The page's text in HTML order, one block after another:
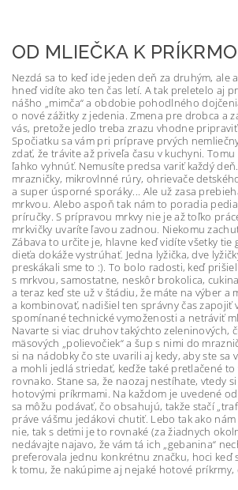
OD MLIEČKA K
Nezdá sa to keď ide jeden deň za druhým, ale
hneď vidíte ako ten čas letí. A tak preletelo aj
nášho „mimča“ a obdobie pohodlného
o nové zážitky z jedenia. Zmena pre drobca a
vás, pretože jedlo treba zrazu vhodne
Spočiatku sa vám pri príprave prvých
zdať, že trávite až priveľa času v kuchyni. Tomu
ľahko vyhnúť. Nemusíte predsa variť každý
mrazničky, mikrovlnné rúry, ohrievače
a super úsporné sporáky... Ale už zasa
mrkvou. Alebo aspoň tak nám to poradia
príručky. S prípravou mrkvy nie je až toľko
mrkvičky uvaríte ľavou zadnou. Niekomu
Zábava to určite je, hlavne keď vidíte všetky
dieťa dokáže vystrúhať. Jedna lyžička, dve
preskákali sme to :). To bolo radosti, keď
s mrkvou, samostatne, neskôr brokolica,
a teraz keď ste už v štádiu, že máte na výber a
a kombinovať, nadišiel ten správny čas zapojiť
spomínané technické vymoženosti a netráviť
Navarte si viac druhov takýchto zeleninových,
mäsových „polievočiek“ a šup s nimi do
si na nádobky čo ste uvarili aj kedy, aby ste sa
a mohli jedlá striedať, keďže také pretlačené to
rovnako. Stane sa, že naozaj nestíhate, vtedy
hotovými príkrmami. Na každom je uvedené
sa môžu podávať, čo obsahujú, takže stačí
práve vášmu jedákovi chutiť. Lebo tak ako
nie, tak s deťmi je to rovnaké (za žiadnych
nedávajte najavo, že vám tá ich „gebanina“
preferovala jednu konkrétnu značku, hoci keď
k tomu, že nakúpime aj nejaké hotové príkrmy,